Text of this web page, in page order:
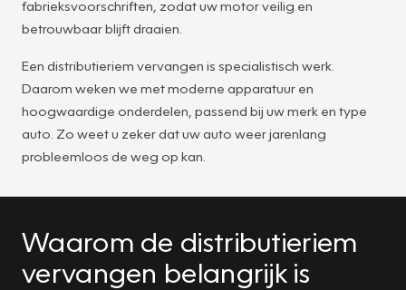
fabrieksvoorschriften, zodat uw motor veilig en
betrouwbaar blijft draaien.
Een distributieriem vervangen is specialistisch werk.
Daarom weken we met moderne apparatuur en
hoogwaardige onderdelen, passend bij uw merk en type
auto. Zo weet u zeker dat uw auto weer jarenlang
probleemloos de weg op kan.
Waarom de distributieriem
vervangen belangrijk is